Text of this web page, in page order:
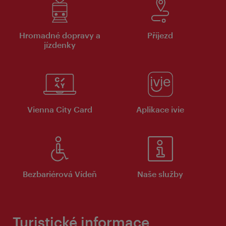
Hromadné dopravy a
jízdenky
Příjezd
Vienna City Card Aplikace ivie
Bezbariérová Vídeň Naše služby
Turistické informace